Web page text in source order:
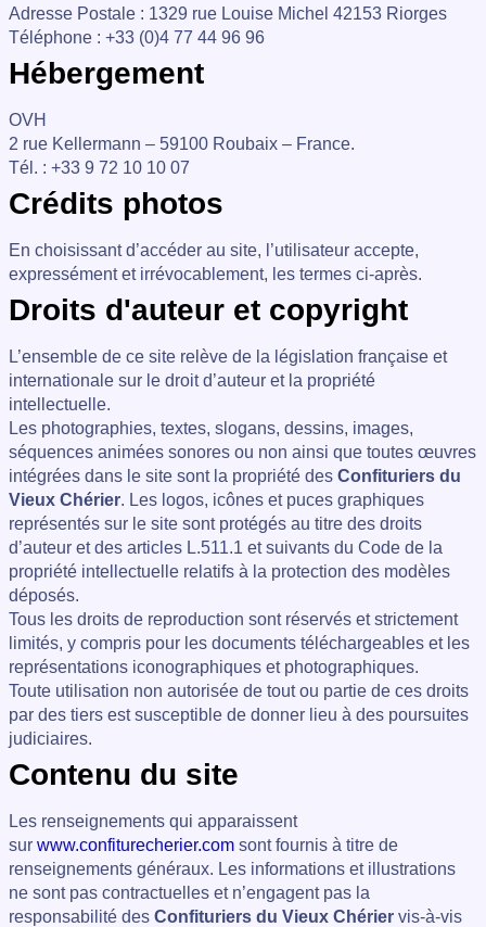
Adresse Postale : 1329 rue Louise Michel 42153 Riorges
Téléphone : +33 (0)4 77 44 96 96
Hébergement
OVH
2 rue Kellermann – 59100 Roubaix – France.
Tél. : +33 9 72 10 10 07
Crédits photos
En choisissant d’accéder au site, l’utilisateur accepte,
expressément et irrévocablement, les termes ci-après.
Droits d'auteur et copyright
L’ensemble de ce site relève de la législation française et
internationale sur le droit d’auteur et la propriété
intellectuelle.
Les photographies, textes, slogans, dessins, images,
séquences animées sonores ou non ainsi que toutes œuvres
intégrées dans le site sont la propriété des Confituriers du
Vieux Chérier. Les logos, icônes et puces graphiques
représentés sur le site sont protégés au titre des droits
d’auteur et des articles L.511.1 et suivants du Code de la
propriété intellectuelle relatifs à la protection des modèles
déposés.
Tous les droits de reproduction sont réservés et strictement
limités, y compris pour les documents téléchargeables et les
représentations iconographiques et photographiques.
Toute utilisation non autorisée de tout ou partie de ces droits
par des tiers est susceptible de donner lieu à des poursuites
judiciaires.
Contenu du site
Les renseignements qui apparaissent
sur www.confiturecherier.com sont fournis à titre de
renseignements généraux. Les informations et illustrations
ne sont pas contractuelles et n’engagent pas la
responsabilité des Confituriers du Vieux Chérier vis-à-vis